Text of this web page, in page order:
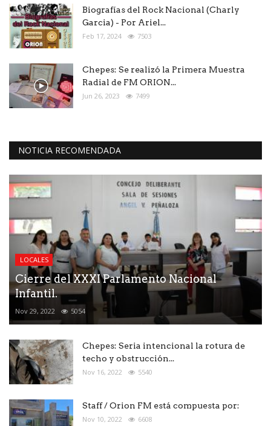
Biografías del Rock Nacional (Charly
Garcia) - Por Ariel...
Feb 17, 2024 7503
Chepes: Se realizó la Primera Muestra
Radial de FM ORION...
Jun 26, 2023 7499
NOTICIA RECOMENDADA
LOCALES
Cierre del XXXI Parlamento Nacional
Infantil.
Nov 29, 2022 5054
Chepes: Seria intencional la rotura de
techo y obstrucción...
Nov 16, 2022 5540
Staff / Orion FM está compuesta por:
Nov 10, 2022 6608